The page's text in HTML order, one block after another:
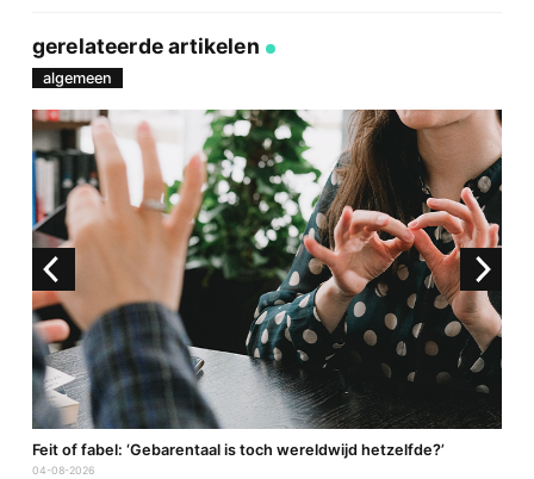
gerelateerde artikelen
algemeen
Feit of fabel: ‘Gebarentaal is toch wereldwijd hetzelfde?’
04-08-2026